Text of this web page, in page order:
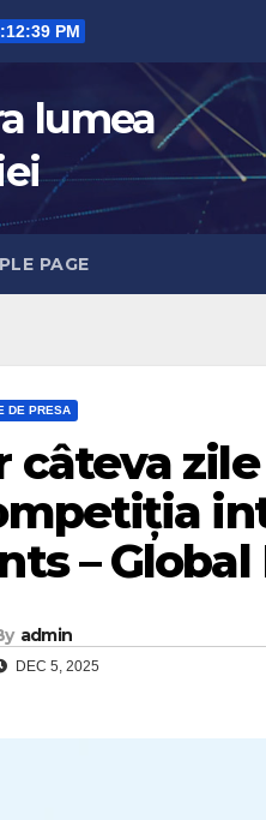
PM
lumea
PAGE
DE PRESA
câteva
–
admin
DEC 5, 2025